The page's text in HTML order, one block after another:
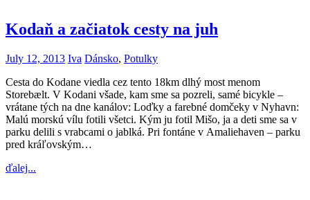
Kodaň a začiatok cesty na juh
July 12, 2013 Iva Dánsko, Potulky
Cesta do Kodane viedla cez tento 18km dlhý most menom
Storebælt. V Kodani všade, kam sme sa pozreli, samé bicykle –
vrátane tých na dne kanálov: Loďky a farebné domčeky v Nyhavn:
Malú morskú vílu fotili všetci. Kým ju fotil Mišo, ja a deti sme sa v
parku delili s vrabcami o jablká. Pri fontáne v Amaliehaven – parku
pred kráľovským…
ďalej...